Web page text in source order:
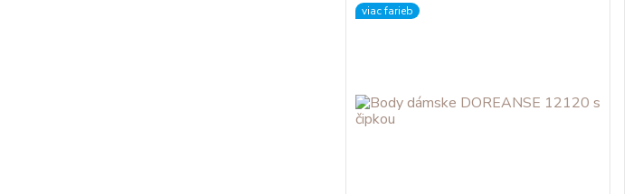
viac farieb